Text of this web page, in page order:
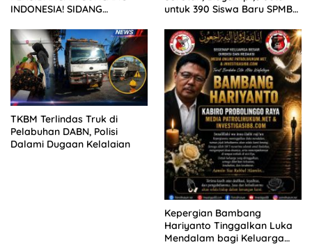
INDONESIA! SIDANG
KELUARGA KORBAN
MENGAMUK DI PN MALANG
untuk 390 Siswa Baru SPMB
TKBM Terlindas Truk di
Pelabuhan DABN, Polisi
Dalami Dugaan Kelalaian
Kepergian Bambang
Hariyanto Tinggalkan Luka
Mendalam bagi Keluarga